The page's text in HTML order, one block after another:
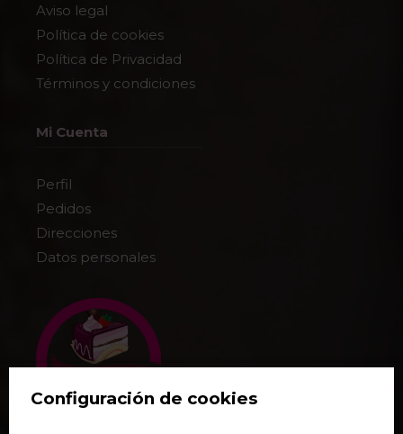
Configuración de cookies
Aviso legal
Política de cookies
Política de Privacidad
Términos y condiciones
Mi Cuenta
Perfil
Pedidos
Direcciones
Datos personales